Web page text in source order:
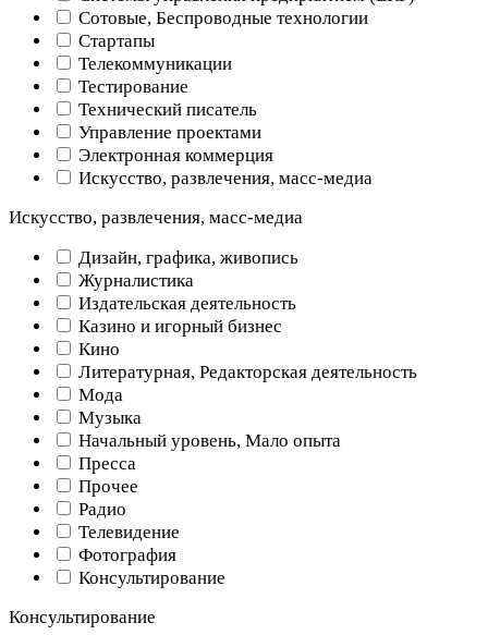
Сотовые, Беспроводные технологии
Стартапы
Телекоммуникации
Тестирование
Технический писатель
Управление проектами
Электронная коммерция
Искусство, развлечения, масс-медиа
Искусство, развлечения, масс-медиа
Дизайн, графика, живопись
Журналистика
Издательская деятельность
Казино и игорный бизнес
Кино
Литературная, Редакторская деятельность
Мода
Музыка
Начальный уровень, Мало опыта
Пресса
Прочее
Радио
Телевидение
Фотография
Консультирование
Консультирование